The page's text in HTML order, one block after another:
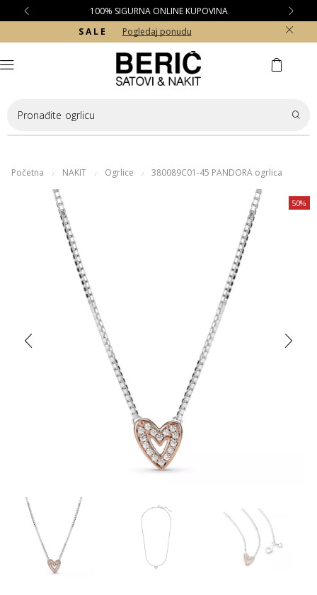
100% SIGURNA ONLINE KUPOVINA
S A L E
Pogledaj ponudu
Pronađite ogrlicu
Početna / NAKIT / Ogrlice / 380089C01-45 PANDORA ogrlica
50%